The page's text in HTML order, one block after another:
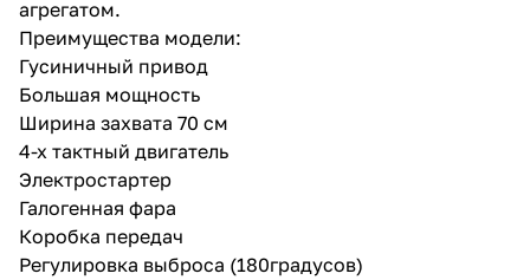
агрегатом.
Преимущества модели:
Гусиничный привод
Большая мощность
Ширина захвата 70 см
4-х тактный двигатель
Электростартер
Галогенная фара
Коробка передач
Регулировка выброса (180градусов)